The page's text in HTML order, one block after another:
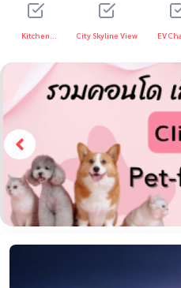
Kitchen City Skyline View EV